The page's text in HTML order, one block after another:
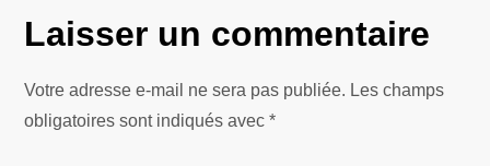
a
t
Laisser un commentaire
Votre adresse e-mail ne sera pas publiée. Les champs
obligatoires sont indiqués avec*